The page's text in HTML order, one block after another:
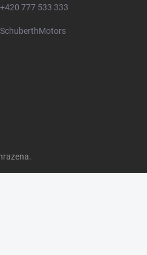
+420 777 533 333
SchuberthMotors